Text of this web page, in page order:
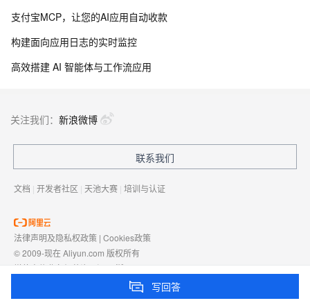
支付宝MCP，让您的AI应用自动收款
构建面向应用日志的实时监控
高效搭建 AI 智能体与工作流应用
写回答
关注我们： 新浪微博
联系我们
文档 | 开发者社区 | 天池大赛 | 培训与认证
法律声明及隐私权政策 | Cookies政策
© 2009-现在 Aliyun.com 版权所有
增值电信业务经营许可证： 浙B2-20080101
浙D3-20210002
浙公网安备 33010602009975号浙B2-20080101-4